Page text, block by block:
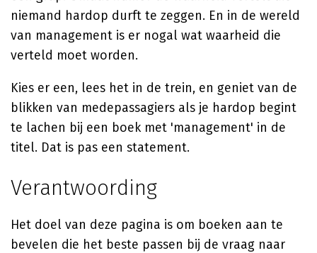
niemand hardop durft te zeggen. En in de wereld
van management is er nogal wat waarheid die
verteld moet worden.
Kies er een, lees het in de trein, en geniet van de
blikken van medepassagiers als je hardop begint
te lachen bij een boek met 'management' in de
titel. Dat is pas een statement.
Verantwoording
Het doel van deze pagina is om boeken aan te
bevelen die het beste passen bij de vraag naar